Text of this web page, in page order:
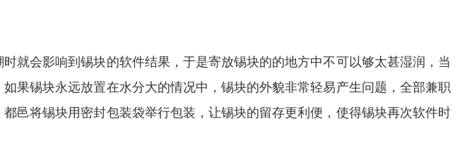
就会影响到锡块的软件结果，于是寄放锡块的的地方中不可以够太甚湿润，当
果锡块永远放置在水分大的情况中，锡块的外貌非常轻易产生问题，全部兼职
邑将锡块用密封包装袋举行包装，让锡块的留存更利便，使得锡块再次软件时